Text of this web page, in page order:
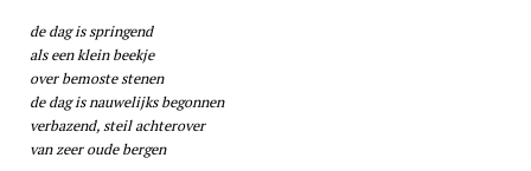
de dag is springend
als een klein beekje
over bemoste stenen
de dag is nauwelijks begonnen
verbazend, steil achterover
van zeer oude bergen